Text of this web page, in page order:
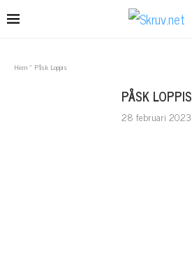
Hem» Påsk Loppis
PÅSK LOPPIS
28 februari 2023